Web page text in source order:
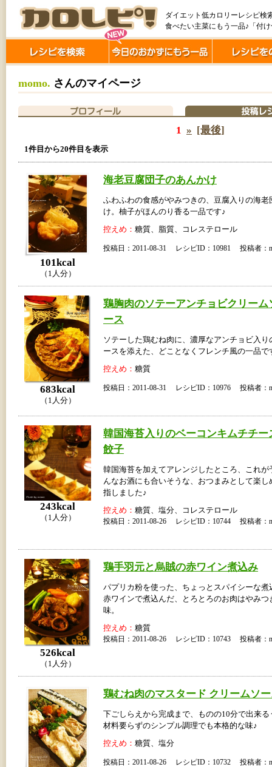
ダイエット低カロリーレシピ検
食べたい主菜にもう一品♪「付
momo. さんのマイページ
1 » [最後]
1件目から20件目を表示
101kcal
（1人分）
海老豆腐団子のあんかけ
ふわふわの食感がやみつきの、豆腐入りの海老
け。柚子がほんのり香る一品です♪
控えめ： 糖質、脂質、コレステロール
投稿日：2011-08-31 レシピID：10981 投稿者：
683kcal
（1人分）
鶏胸肉のソテーアンチョビクリーム
ース
ソテーした鶏むね肉に、濃厚なアンチョビ入り
ースを添えた、どことなくフレンチ風の一品で
控えめ： 糖質
投稿日：2011-08-31 レシピID：10976 投稿者：
243kcal
（1人分）
韓国海苔入りのベーコンキムチチー
餃子
韓国海苔を加えてアレンジしたところ、これが
んなお酒にも合いそうな、おつまみとして楽し
指しました♪
控えめ： 糖質、塩分、コレステロール
投稿日：2011-08-26 レシピID：10744 投稿者：
526kcal
（1人分）
鶏手羽元と烏賊の赤ワイン煮込み
パプリカ粉を使った、ちょっとスパイシーな煮
赤ワインで煮込んだ、とろとろのお肉はやみつ
味。
控えめ： 糖質
投稿日：2011-08-26 レシピID：10743 投稿者：
鶏むね肉のマスタード クリームソ
下ごしらえから完成まで、ものの10分で出来
材料要らずのシンプル調理でも本格的な味♪
控えめ： 糖質、塩分
投稿日：2011-08-26 レシピID：10732 投稿者：